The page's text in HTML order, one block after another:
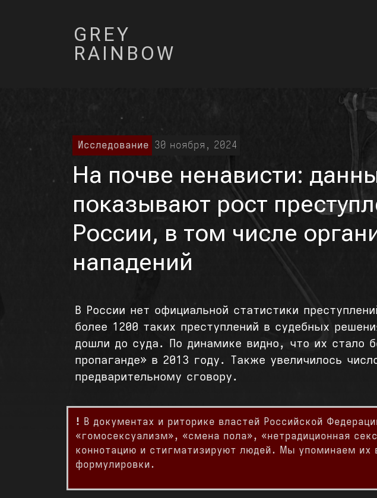
GREY
RAINBOW
Исследование 30 ноября, 2024
На почве ненависти:
показывают рост
России, в том числе
нападений
В России нет официальной статистики
более 1200 таких преступлений в судебных
дошли до суда. По динамике видно, что их стало
пропаганде» в 2013 году. Также увеличилось
предварительному сговору.
! В документах и риторике властей Российской
«гомосексуализм», «смена пола», «нетрадиционная
коннотацию и стигматизируют людей. Мы упоминаем их
формулировки.